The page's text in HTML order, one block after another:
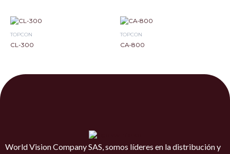
TOPCON
CL-300
TOPCON
CA-800
World Vision Company SAS, somos líderes en la distribución y